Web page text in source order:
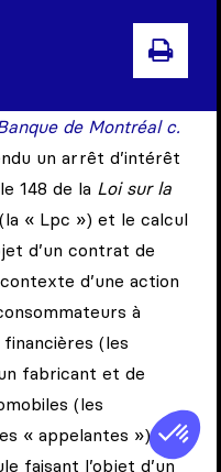
de Montréal c.
un arrêt d’intérêt
148 de la Loi sur la
(la « Lpc ») et le calcul
d’un contrat de
d’une action
à
(les
fabricant et de
(les
« appelantes »)
faisant l’objet d’un